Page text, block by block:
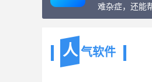
难杂症，还能
人 气软件